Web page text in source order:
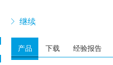
继续
产品 下载 经验报告